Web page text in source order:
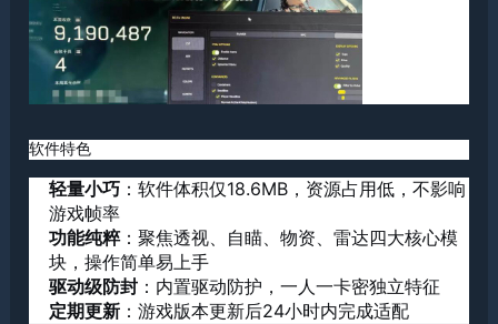
软件特色
轻量小巧 ：软件体积仅18.6MB，资源占用低，不影响
游戏帧率
功能纯粹：聚焦透视、自瞄、物资、雷达四大核心模
块，操作简单易上手
驱动级防封 ：内置驱动防护，一人一卡密独立特征
定期更新 ：游戏版本更新后24小时内完成适配